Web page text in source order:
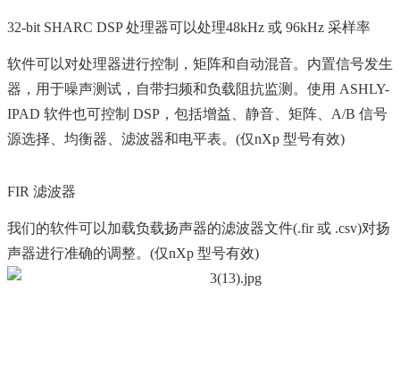
32-bit SHARC DSP 处理器可以处理48kHz 或 96kHz 采样率
软件可以对处理器进行控制，矩阵和自动混音。内置信号发生
器，用于噪声测试，自带扫频和负载阻抗监测。使用 ASHLY-
IPAD 软件也可控制 DSP，包括增益、静音、矩阵、A/B 信号
源选择、均衡器、滤波器和电平表。(仅nXp 型号有效)
FIR 滤波器
我们的软件可以加载负载扬声器的滤波器文件(.fir 或 .csv)对扬
声器进行准确的调整。(仅nXp 型号有效)